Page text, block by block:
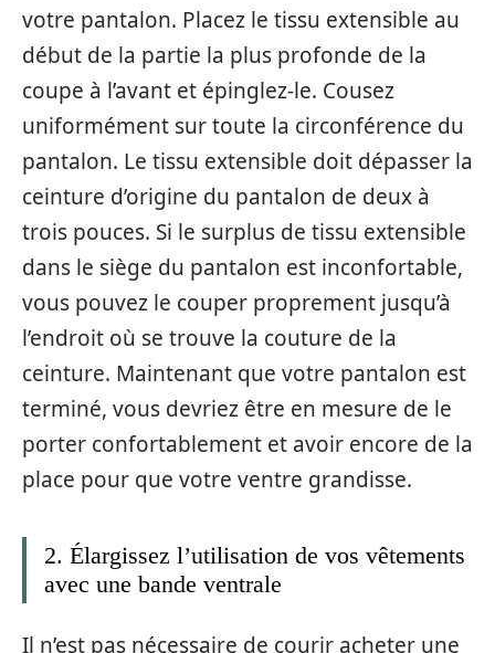
votre pantalon. Placez le tissu extensible au
début de la partie la plus profonde de la
coupe à l’avant et épinglez-le. Cousez
uniformément sur toute la circonférence du
pantalon. Le tissu extensible doit dépasser la
ceinture d’origine du pantalon de deux à
trois pouces. Si le surplus de tissu extensible
dans le siège du pantalon est inconfortable,
vous pouvez le couper proprement jusqu’à
l’endroit où se trouve la couture de la
ceinture. Maintenant que votre pantalon est
terminé, vous devriez être en mesure de le
porter confortablement et avoir encore de la
place pour que votre ventre grandisse.
2. Élargissez l’utilisation de vos vêtements
avec une bande ventrale
Il n’est pas nécessaire de courir acheter une